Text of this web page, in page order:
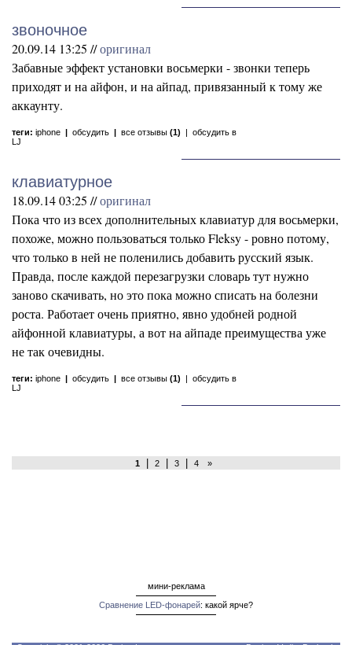
звоночное
20.09.14 13:25 //оригинал
Забавные эффект установки восьмерки - звонки теперь
приходят и на айфон, и на айпад, привязанный к тому же
аккаунту.
теги: iphone | обсудить | все отзывы (1) | обсудить в
LJ
клавиатурное
18.09.14 03:25 //оригинал
Пока что из всех дополнительных клавиатур для восьмерки,
похоже, можно пользоваться только Fleksy - ровно потому,
что только в ней не поленились добавить русский язык.
Правда, после каждой перезагрузки словарь тут нужно
заново скачивать, но это пока можно списать на болезни
роста. Работает очень приятно, явно удобней родной
айфонной клавиатуры, а вот на айпаде преимущества уже
не так очевидны.
теги: iphone | обсудить | все отзывы (1) | обсудить в
LJ
1 2 3 4 »
мини-реклама
Сравнение LED-фонарей: какой ярче?